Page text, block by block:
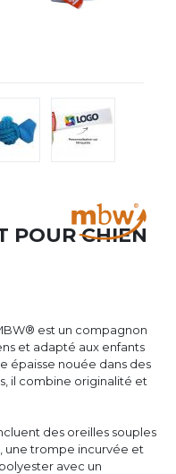
POUR CHIEN
est un compagnon
et adapté aux enfants
épaisse nouée dans des
il combine originalité et
des oreilles souples
une trompe incurvée et
avec un